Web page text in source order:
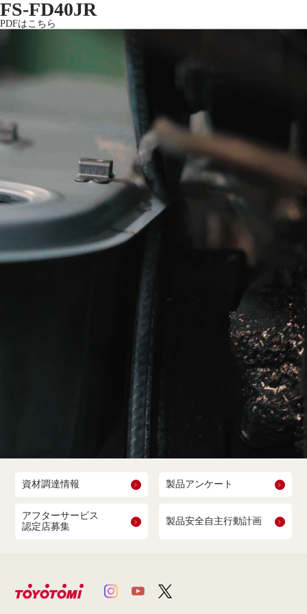
FS-FD40JR
PDFはこちら
資材調達情報 製品アンケート
アフターサービス
認定店募集
製品安全自主行動計画